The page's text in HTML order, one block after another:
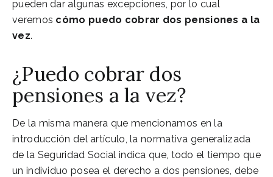
pueden dar algunas excepciones, por lo cual
veremos cómo puedo cobrar dos pensiones a la
vez.
¿Puedo cobrar dos
pensiones a la vez?
De la misma manera que mencionamos en la
introducción del artículo, la normativa generalizada
de la Seguridad Social indica que, todo el tiempo que
un individuo posea el derecho a dos pensiones, debe